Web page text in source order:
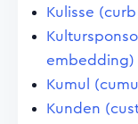
Kulisse
embedding)
Kumul
Kunden